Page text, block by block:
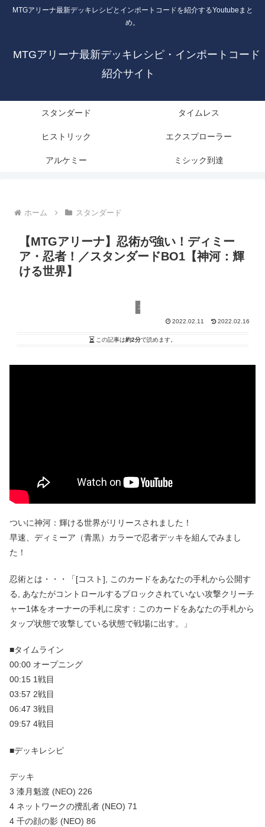
MTGアリーナ最新デッキレシピとインポートコードを紹介するYoutubeまと
め。
MTGアリーナ最新デッキレシピ・インポートコード
紹介サイト
スタンダード タイムレス
ヒストリック エクスプローラー
アルケミー ミシック到達
ホーム スタンダード
【MTGアリーナ】忍術が強い！ディミー
ア・忍者！／スタンダードBO1【神河：輝
ける世界】
スタンダード
2022.02.11 2022.02.16
この記事は約2分で読めます。
ついに神河：輝ける世界がリリースされました！
早速、ディミーア（青黒）カラーで忍者デッキを組んでみまし
た！
忍術とは・・・「[コスト], このカードをあなたの手札から公開す
る, あなたがコントロールするブロックされていない攻撃クリーチ
ャー1体をオーナーの手札に戻す：このカードをあなたの手札から
タップ状態で攻撃している状態で戦場に出す。」
■タイムライン
00:00 オープニング
00:15 1戦目
03:57 2戦目
06:47 3戦目
09:57 4戦目
■デッキレシピ
デッキ
3 漆月魁渡 (NEO) 226
4 ネットワークの攪乱者 (NEO) 71
4 千の顔の影 (NEO) 86